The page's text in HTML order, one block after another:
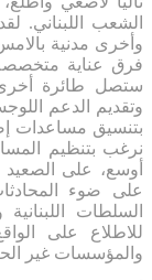
الشعب اللبناني.
وأخرى مدنية
فرق عناية
ستصل طائرة
وتقديم الدعم
بتنسيق مساعدات
نرغب بتنظيم
أوسع، على
على ضوء
السلطات
للاطلاع على
والمؤسسات غير